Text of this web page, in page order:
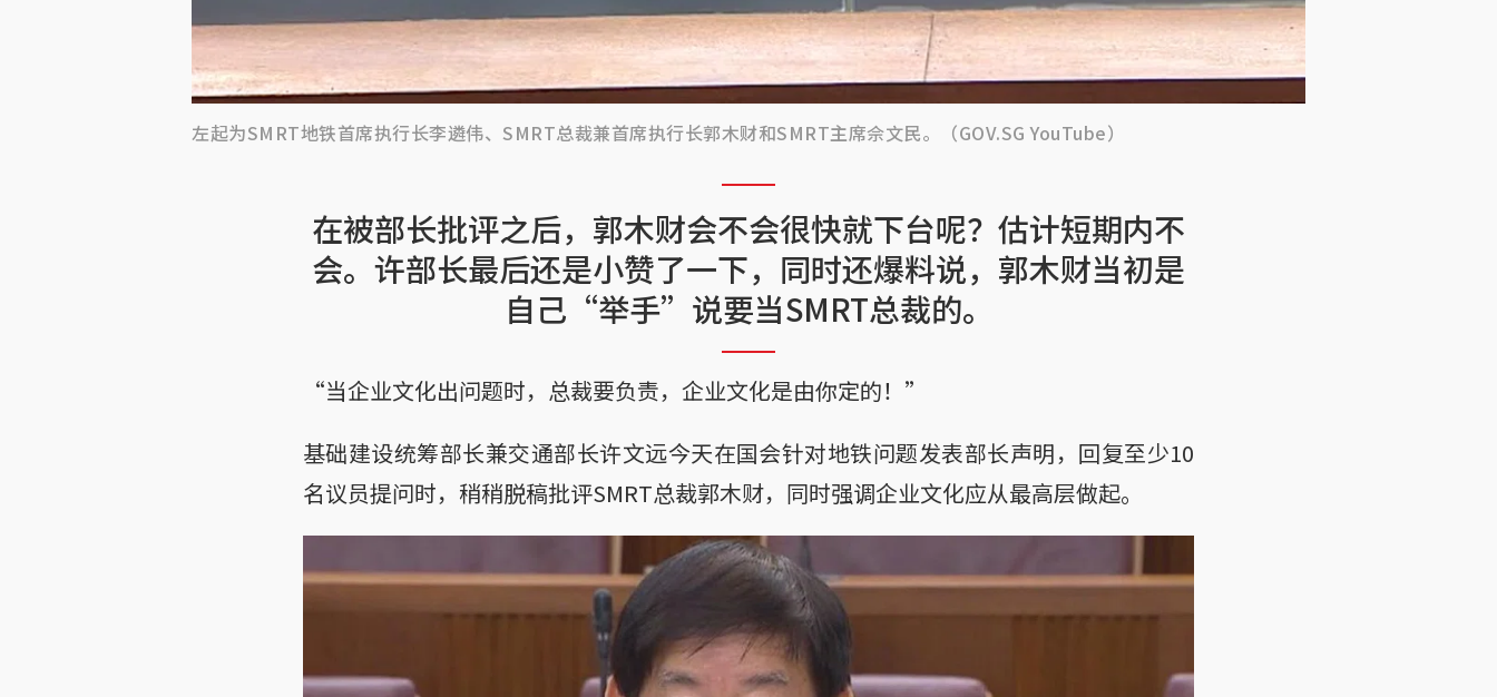
左起为SMRT地铁首席执行长李遴伟、SMRT总裁兼首席执行长郭木财和SMRT主席佘文民。（GOV.SG YouTube）
在被部长批评之后，郭木财会不会很快就下台呢？估计短期内不
会。许部长最后还是小赞了一下，同时还爆料说，郭木财当初是
自己“举手”说要当SMRT总裁的。
“当企业文化出问题时，总裁要负责，企业文化是由你定的！”
基础建设统筹部长兼交通部长许文远今天在国会针对地铁问题发表部长声明，回复至少10
名议员提问时，稍稍脱稿批评SMRT总裁郭木财，同时强调企业文化应从最高层做起。